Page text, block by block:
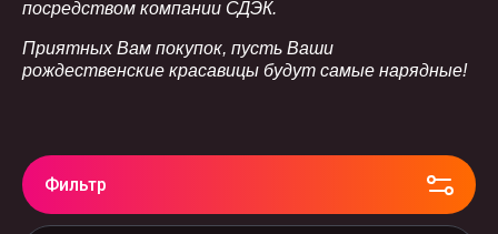
посредством компании СДЭК.
Приятных Вам покупок, пусть Ваши
рождественские красавицы будут самые нарядные!
Фильтр